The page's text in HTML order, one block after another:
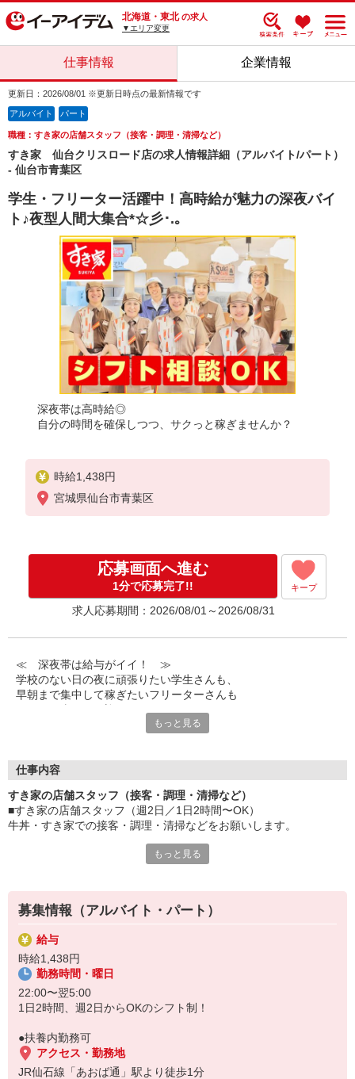
北海道・東北 の求人
▼エリア変更
仕事情報 企業情報
更新日：2026/08/01 ※更新日時点の最新情報です
アルバイト パート
職種：すき家の店舗スタッフ（接客・調理・清掃など）
すき家 仙台クリスロード店の求人情報詳細（アルバイト/パート）
- 仙台市青葉区
学生・フリーター活躍中！高時給が魅力の深夜バイ
ト♪夜型人間大集合*☆彡･.｡
深夜帯は高時給◎
自分の時間を確保しつつ、サクっと稼ぎませんか？
時給1,438円
宮城県仙台市青葉区
応募画面へ進む
1分で応募完了!! キープ
求人応募期間：2026/08/01～2026/08/31
≪ 深夜帯は給与がイイ！ ≫
学校のない日の夜に頑張りたい学生さんも、
早朝まで集中して稼ぎたいフリーターさんも
オシャレを捨てる必要はありません！
急な出費も安心♪
■社員登用あり
将来を考えている方は必見です。
なか卯、かつ庵、ココス、ジョリーパスタ、ビッグボーイ、華屋
ョーグループ！
その中のひとつ『すき家』でお仕事しませんか？
もっと見る
仕事内容
すき家の店舗スタッフ（接客・調理・清掃など）
■すき家の店舗スタッフ（週2日／1日2時間〜OK）
牛丼・すき家での接客・調理・清掃などをお願いします。
あなたの笑顔で！
すばやく提供！
他にも、食材の調整や金銭管理、新しく入社したクルーの研修など
様々なお仕事があります。
セルフオーダー、セルフ会計で、現金の受け渡しはほとんどありま
せん。※一部店舗を除く
取り間違いもなく安心でスムーズ♪
マニュアルも用意していますので飲食店が初めての方でも大丈夫！
もちろん先輩クルーがしっかり教えてくれるので安心してくださ
い。
もっと見る
募集情報（アルバイト・パート）
給与
時給1,438円
勤務時間・曜日
22:00〜翌5:00
1日2時間、週2日からOKのシフト制！
●扶養内勤務可
アクセス・勤務地
JR仙石線「あおば通」駅より徒歩1分